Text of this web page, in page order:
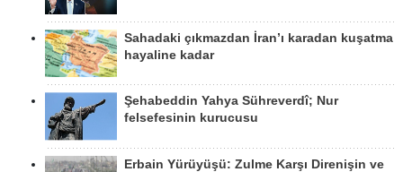
Sahadaki çıkmazdan İran’ı karadan kuşatma
hayaline kadar
Şehabeddin Yahya Sühreverdî; Nur
felsefesinin kurucusu
Erbain Yürüyüşü: Zulme Karşı Direnişin ve